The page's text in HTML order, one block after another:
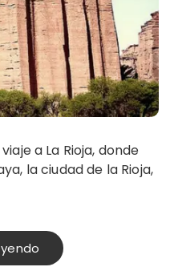
la ciudad de la Rioja,